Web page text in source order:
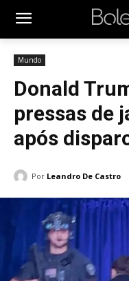
Mundo
Donald
pressas de
após
Por Leandro De Castro